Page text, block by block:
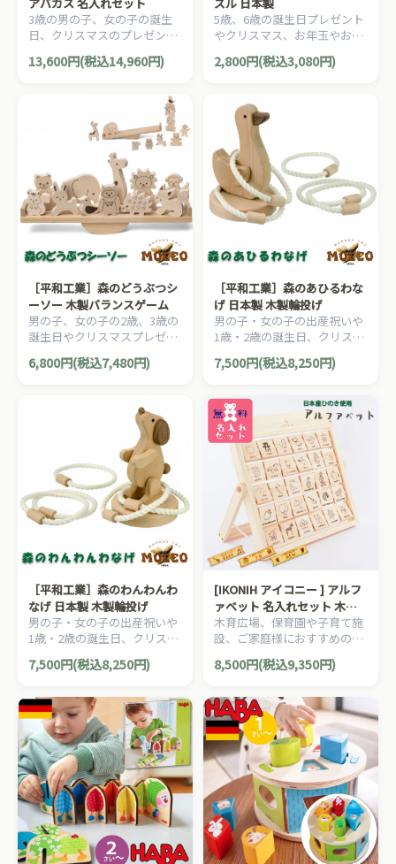
3歳の男の子、女の子の誕生
日、クリスマスのプレゼント
に！タイの老舗木製玩具メー
カーVoila(ボイラ)の10段のカ
ド・アバカスです。立てても
13,600円(税込14,960円)
5歳、6歳の誕生日プレゼント
やクリスマス、お年玉やお盆
玉のかわりにもおすすめの、
家族や友達と気軽に楽しく何
2,800円(税込3,080円)
［平和工業］森のどうぶつシ
ーソー 木製バランスゲーム
男の子、女の子の2歳、3歳の
誕生日やクリスマスプレゼン
トにおすすめの、家族や友達
と気軽に楽しく何度でも遊べ
6,800円(税込7,480円)
［平和工業］森のあひるわな
げ 日本製 木製輪投げ
男の子・女の子の出産祝いや
1歳・2歳の誕生日、クリスマ
スプレゼントにおすすめの、
昔ながらの木製玩具を、木の
装で楽しめる、日本製の木の
おもちゃシリーズです。
7,500円(税込8,250円)
［平和工業］森のわんわんわ
なげ 日本製 木製輪投げ
男の子・女の子の出産祝いや
1歳・2歳の誕生日、クリスマ
スプレゼントにおすすめの、
昔ながらの木製玩具を、木の
装で楽しめる、日本製の木の
おもちゃシリーズです。
7,500円(税込8,250円)
[IKONIH アイコニー ] アルフ
ァベット 名入れセット 木製
檜 ひのき 日本産ひのき
木育広場、保育園や子育て施
設、ご家庭様におすすめの、
国産の上質なひのきを使用し
た、日本産ヒノキのアルファ
8,500円(税込9,350円)